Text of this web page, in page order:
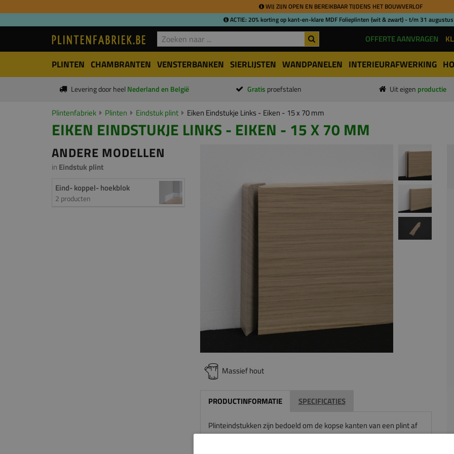
WIJ ZIJN OPEN EN BEREIKBAAR TIJDENS HET BOUWVERLOF
ACTIE: 20% korting op kant-en-klare MDF Folieplinten (wit & zwart) - t/m 31
OFFERTE AANVRAGEN
PLINTEN CHAMBRANTEN VENSTERBANKEN SIERLIJSTEN WANDPANELEN INTERIEURAFWERKING
Levering door heel Nederland en België Gratis proefstalen Uit eigen productie
Plintenfabriek Plinten Eindstuk plint Eiken Eindstukje Links - Eiken - 15 x 70 mm
EIKEN EINDSTUKJE LINKS - EIKEN - 15 X 70 MM
ANDERE MODELLEN
in Eindstuk plint
Eind- koppel- hoekblok
2 producten
Massief hout
PRODUCTINFORMATIE SPECIFICATIES
Plinteindstukken zijn bedoeld om de kopse kanten van een plint af
te werken. In principe kun je dit eenvoudig zelf van een plint zagen,